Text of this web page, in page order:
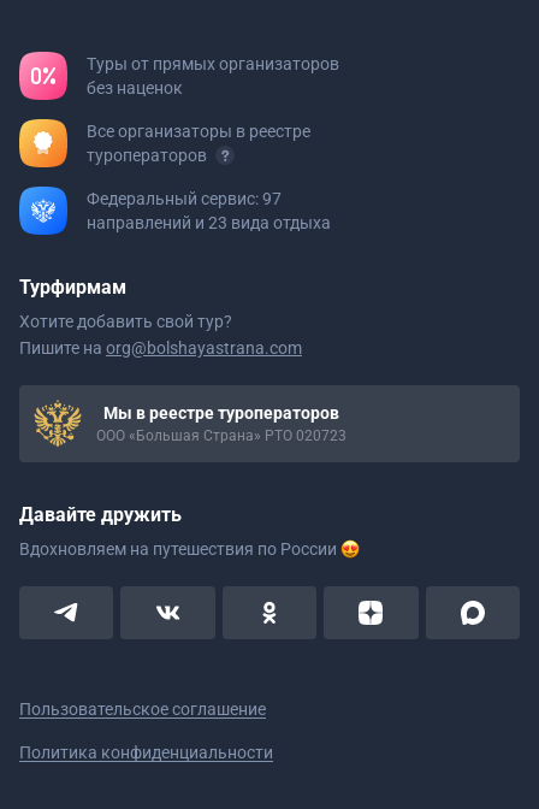
Туры от прямых организаторов
без наценок
Все организаторы в реестре
туроператоров
Федеральный сервис: 97
направлений и 23 вида отдыха
Турфирмам
Хотите добавить свой тур?
Пишите на org@bolshayastrana.com
Мы в реестре туроператоров
ООО «Большая Страна» РТО 020723
Давайте дружить
Вдохновляем на путешествия по России
Пользовательское соглашение
Политика конфиденциальности